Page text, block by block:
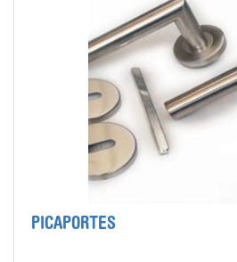
PICAPORTES